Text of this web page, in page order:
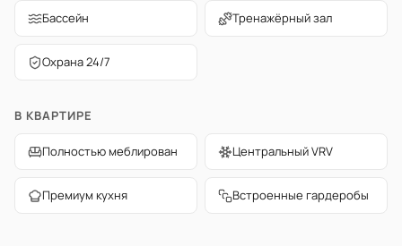
Бассейн Тренажёрный зал
Охрана 24/7
В КВАРТИРЕ
Полностью меблирован Центральный VRV
Премиум кухня Встроенные гардеробы